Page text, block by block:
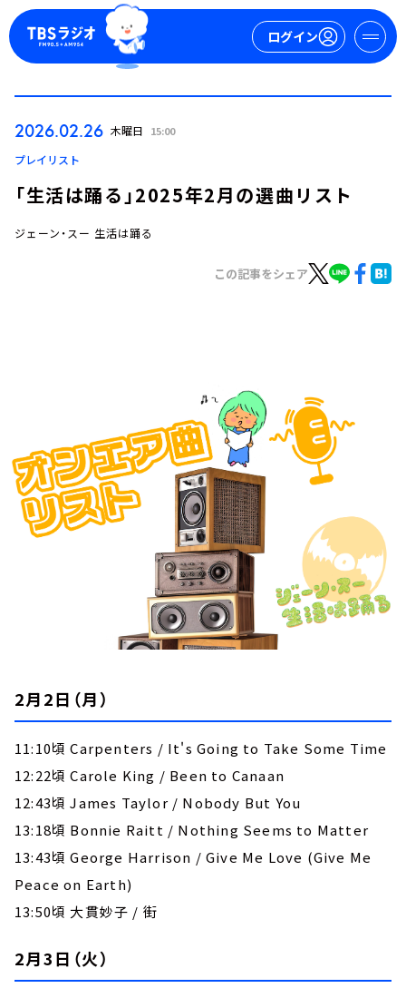
ログイン
イベント・グッズ
YouTube
会社情報
2026.02.26 木曜日 15:00
プレイリスト
「生活は踊る」2025年2月の選曲リスト
ジェーン・スー 生活は踊る
この記事をシェア
2月2日（月）
11:10頃 Carpenters / It's Going to Take Some Time
12:22頃 Carole King / Been to Canaan
12:43頃 James Taylor / Nobody But You
13:18頃 Bonnie Raitt / Nothing Seems to Matter
13:43頃 George Harrison / Give Me Love (Give Me
Peace on Earth)
13:50頃 大貫妙子 / 街
2月3日（火）